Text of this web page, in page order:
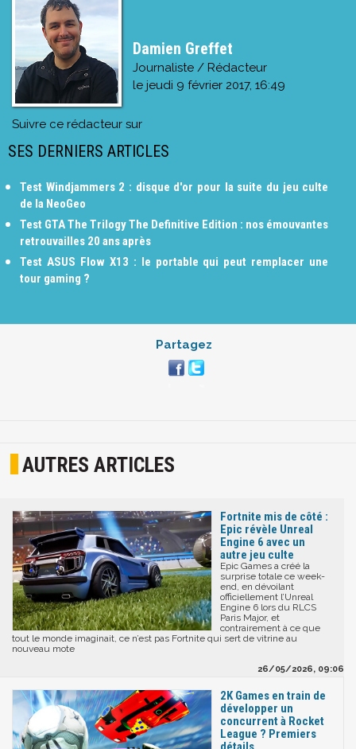
Damien Greffet
Journaliste / Rédacteur
le jeudi 9 février 2017, 16:49
Suivre ce rédacteur sur
SES DERNIERS ARTICLES
Test Windjammers 2 : disque d'or pour la suite du jeu culte
de la NeoGeo
Test GTA The Trilogy The Definitive Edition : nos émouvantes
retrouvailles 20 ans après
Test ASUS Flow X13 : le portable qui peut remplacer une
tour gaming ?
Partagez
AUTRES ARTICLES
Fortnite mis de côté :
Epic révèle Unreal
Engine 6 avec un
autre jeu culte
Epic Games a créé la
surprise totale ce week-
end, en dévoilant
officiellement l’Unreal
Engine 6 lors du RLCS
Paris Major, et
contrairement à ce que
tout le monde imaginait, ce n’est pas Fortnite qui sert de vitrine au
nouveau mote
26/05/2026, 09:06
2K Games en train de
développer un
concurrent à Rocket
League ? Premiers